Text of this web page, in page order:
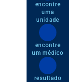
encontre
uma
unidade
encontre
um médico
resultado